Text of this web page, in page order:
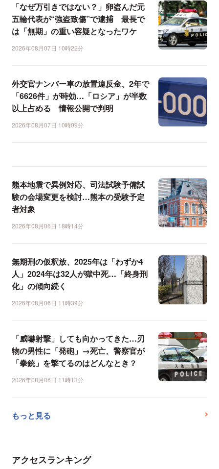
「なぜ万引きではない？」卵盗んだ元
五輪代表が“強盗致傷”で逮捕 最長で
は「無期」の重い容疑となったワケ
2026年08月07日 10時22分
外交官ナンバー車の放置違反金、2年で
「6626件」が時効…「ロシア」が半数
以上占める 情報公開で判明
2026年08月07日 10時09分
熊本地震で異例対応、司法試験予備試
験の会場変更を検討…熊本の受験予定
者対象
2026年08月06日 18時14分
無期刑の仮釈放、2025年は「わずか4
人」2024年は32人が獄中死…「終身刑
化」の傾向続く
2026年08月06日 11時39分
「威嚇射撃」しても向かってきた…刃
物の男性に「発砲」→死亡、警察官が
「拳銃」を撃てるのはどんなとき？
2026年08月06日 11時13分
もっと見る
アクセスランキング